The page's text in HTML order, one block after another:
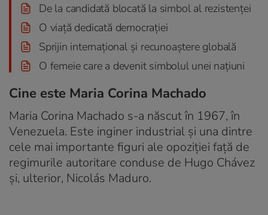
De la candidată blocată la simbol al rezistenței
O viață dedicată democrației
Sprijin internațional și recunoaștere globală
O femeie care a devenit simbolul unei națiuni
Cine este Maria Corina Machado
Maria Corina Machado s-a născut în 1967, în
Venezuela. Este inginer industrial și una dintre
cele mai importante figuri ale opoziției față de
regimurile autoritare conduse de Hugo Chávez
și, ulterior, Nicolás Maduro.